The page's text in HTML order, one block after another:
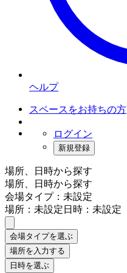
ヘルプ
スペースをお持ちの方
ログイン
新規登録
場所、日時から探す
場所、日時から探す
会場タイプ：未設定
場所：未設定日時：未設定
会場タイプを選ぶ
場所を入力する
日時を選ぶ